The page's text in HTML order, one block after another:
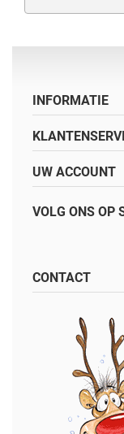
INFORMATIE
UW ACCOUNT
VOLG ONS OP
CONTACT